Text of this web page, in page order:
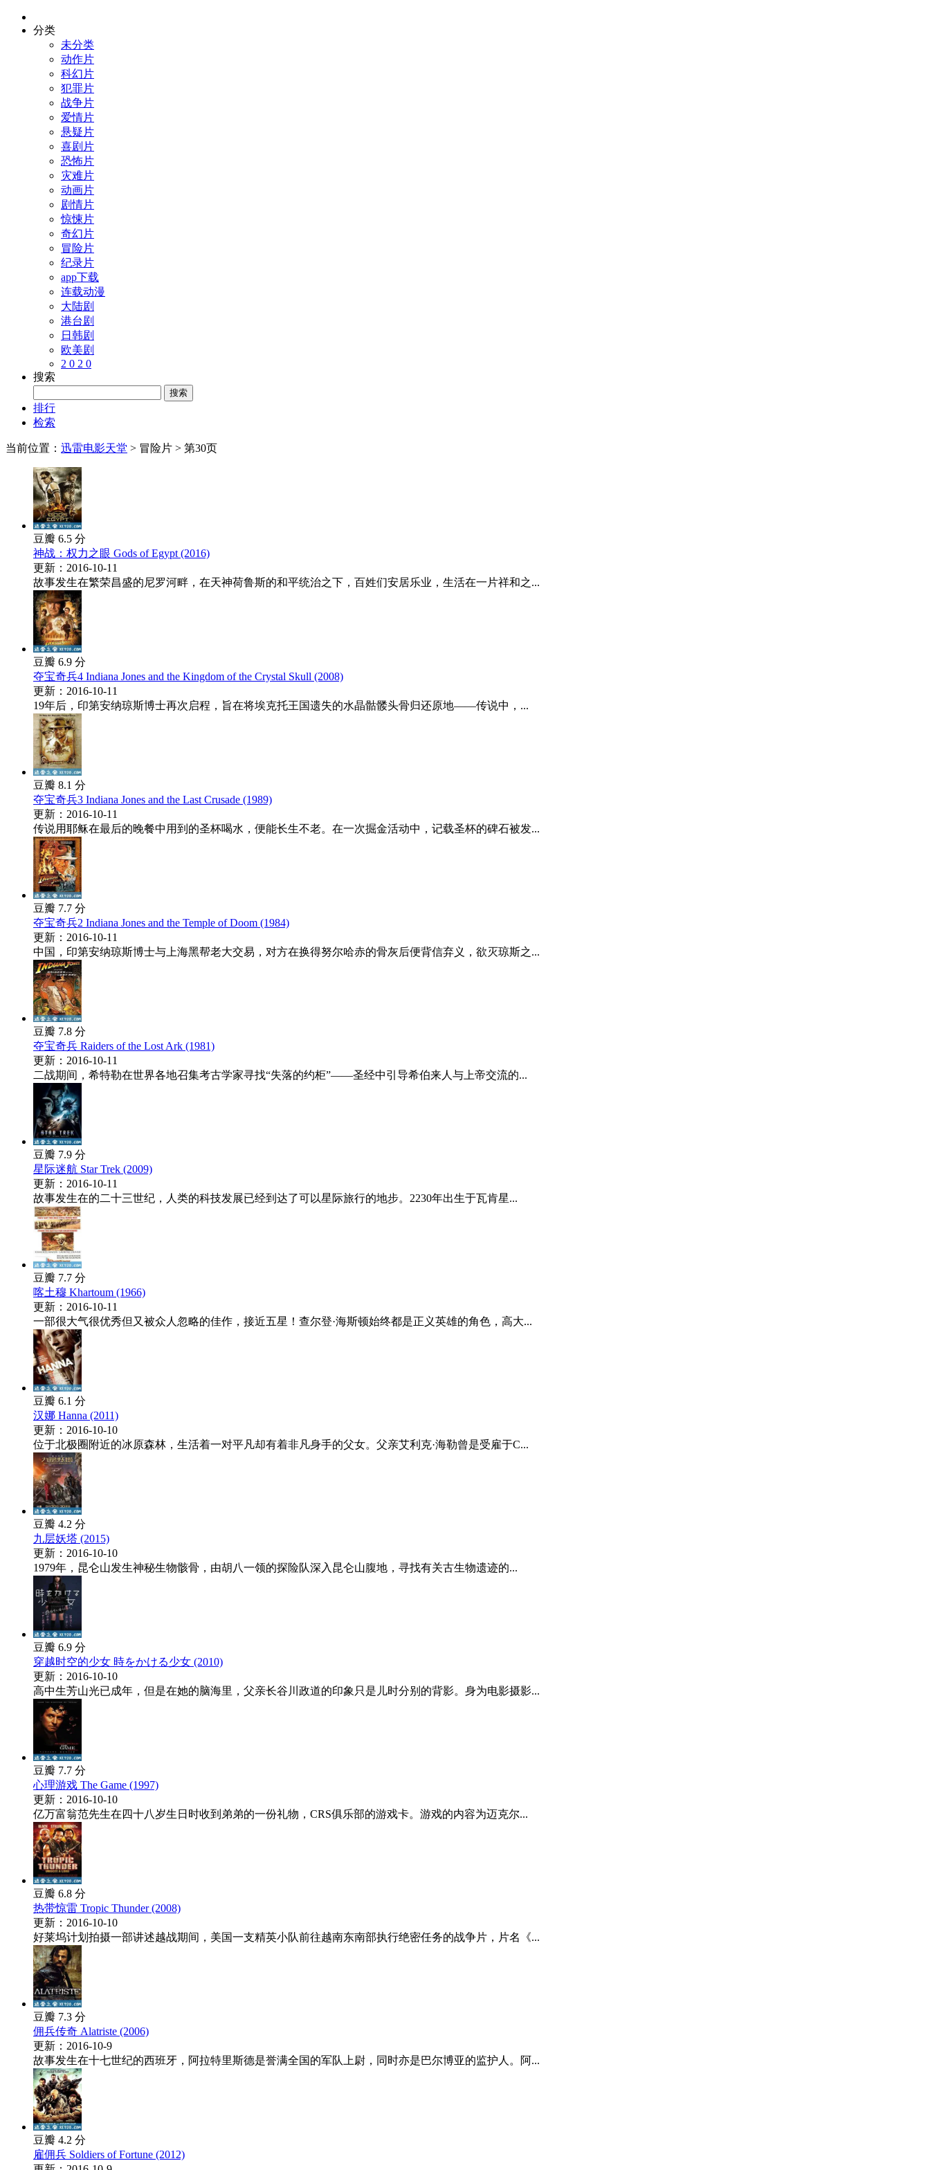
分类
未分类
动作片
科幻片
犯罪片
战争片
爱情片
悬疑片
喜剧片
恐怖片
灾难片
动画片
剧情片
惊悚片
奇幻片
冒险片
纪录片
app下载
连载动漫
大陆剧
港台剧
日韩剧
欧美剧
2 0 2 0
搜索
排行
检索
当前位置： 迅雷电影天堂 > 冒险片 > 第30页
豆瓣 6.5 分
神战：权力之眼 Gods of Egypt (2016)
更新：2016-10-11
故事发生在繁荣昌盛的尼罗河畔，在天神荷鲁斯的和平统治之下，百姓们安居乐业，生活在一片祥和之...
豆瓣 6.9 分
夺宝奇兵4 Indiana Jones and the Kingdom of the Crystal Skull (2008)
更新：2016-10-11
19年后，印第安纳琼斯博士再次启程，旨在将埃克托王国遗失的水晶骷髅头骨归还原地——传说中，...
豆瓣 8.1 分
夺宝奇兵3 Indiana Jones and the Last Crusade (1989)
更新：2016-10-11
传说用耶稣在最后的晚餐中用到的圣杯喝水，便能长生不老。在一次掘金活动中，记载圣杯的碑石被发...
豆瓣 7.7 分
夺宝奇兵2 Indiana Jones and the Temple of Doom (1984)
更新：2016-10-11
中国，印第安纳琼斯博士与上海黑帮老大交易，对方在换得努尔哈赤的骨灰后便背信弃义，欲灭琼斯之...
豆瓣 7.8 分
夺宝奇兵 Raiders of the Lost Ark (1981)
更新：2016-10-11
二战期间，希特勒在世界各地召集考古学家寻找“失落的约柜”——圣经中引导希伯来人与上帝交流的...
豆瓣 7.9 分
星际迷航 Star Trek (2009)
更新：2016-10-11
故事发生在的二十三世纪，人类的科技发展已经到达了可以星际旅行的地步。2230年出生于瓦肯星...
豆瓣 7.7 分
喀土穆 Khartoum (1966)
更新：2016-10-11
一部很大气很优秀但又被众人忽略的佳作，接近五星！查尔登·海斯顿始终都是正义英雄的角色，高大...
豆瓣 6.1 分
汉娜 Hanna (2011)
更新：2016-10-10
位于北极圈附近的冰原森林，生活着一对平凡却有着非凡身手的父女。父亲艾利克·海勒曾是受雇于C...
豆瓣 4.2 分
九层妖塔 (2015)
更新：2016-10-10
1979年，昆仑山发生神秘生物骸骨，由胡八一领的探险队深入昆仑山腹地，寻找有关古生物遗迹的...
豆瓣 6.9 分
穿越时空的少女 時をかける少女 (2010)
更新：2016-10-10
高中生芳山光已成年，但是在她的脑海里，父亲长谷川政道的印象只是儿时分别的背影。身为电影摄影...
豆瓣 7.7 分
心理游戏 The Game (1997)
更新：2016-10-10
亿万富翁范先生在四十八岁生日时收到弟弟的一份礼物，CRS俱乐部的游戏卡。游戏的内容为迈克尔...
豆瓣 6.8 分
热带惊雷 Tropic Thunder (2008)
更新：2016-10-10
好莱坞计划拍摄一部讲述越战期间，美国一支精英小队前往越南东南部执行绝密任务的战争片，片名《...
豆瓣 7.3 分
佣兵传奇 Alatriste (2006)
更新：2016-10-9
故事发生在十七世纪的西班牙，阿拉特里斯德是誉满全国的军队上尉，同时亦是巴尔博亚的监护人。阿...
豆瓣 4.2 分
雇佣兵 Soldiers of Fortune (2012)